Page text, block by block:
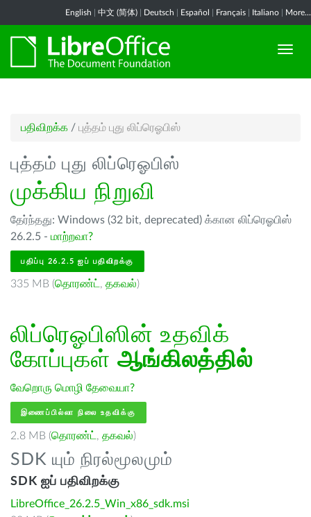
English 中文 (简体) Deutsch Español Français Italiano More...
பதிவிறக்க / புத்தம் புது லிப்ரெஓபிஸ்
புத்தம் புது லிப்ரெஓபிஸ்
முக்கிய நிறுவி
தேர்ந்தது: Windows (32 bit, deprecated) க்கான லிப்ரெஓபிஸ்
26.2.5 - மாற்றவா?
பதிப்பு 26.2.5 ஐப் பதிவிறக்கு
335 MB (தொரண்ட் , தகவல்)
லிப்ரெஓபிஸின் உதவிக்
கோப்புகள் ஆங்கிலத்தில்
வேறொரு மொழி தேவையா?
இணைப்பில்லா நிலை உதவிக்கு
2.8 MB (தொரண்ட் , தகவல்)
SDK யும் நிரல்மூலமும்
SDK ஐப் பதிவிறக்கு
LibreOffice_26.2.5_Win_x86_sdk.msi